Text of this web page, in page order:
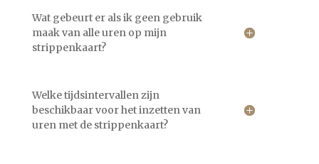
Wat gebeurt er als ik geen gebruik
maak van alle uren op mijn
strippenkaart?
Welke tijdsintervallen zijn
beschikbaar voor het inzetten van
uren met de strippenkaart?